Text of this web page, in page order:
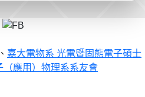
、 嘉大電物系 光電暨固態電子碩士
（應用）物理系系友會